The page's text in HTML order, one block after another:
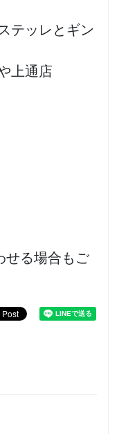
テッレとギン
上通店
せる場合もご